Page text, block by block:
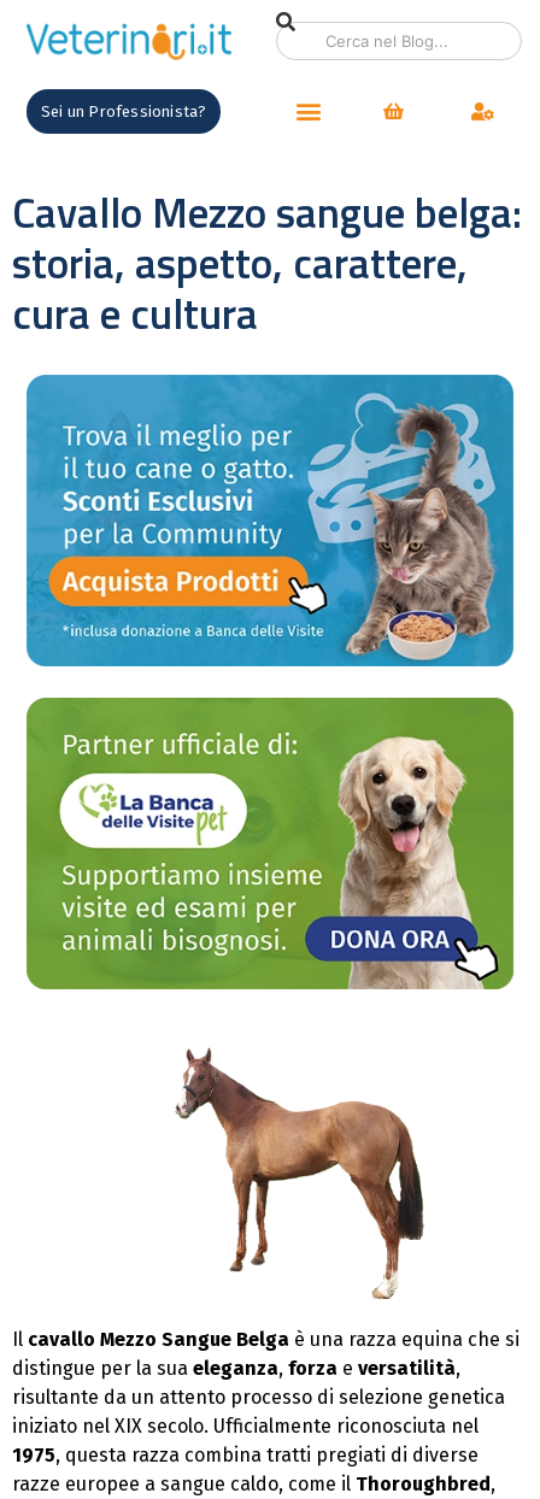
Sei un Professionista?
Cavallo Mezzo sangue belga:
storia, aspetto, carattere,
cura e cultura
Il cavallo Mezzo Sangue Belga è una razza equina che si
distingue per la sua eleganza, forza e versatilità,
risultante da un attento processo di selezione genetica
iniziato nel XIX secolo. Ufficialmente riconosciuta nel
1975, questa razza combina tratti pregiati di diverse
razze europee a sangue caldo, come il Thoroughbred,